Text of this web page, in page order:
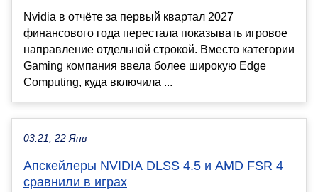
Nvidia в отчёте за первый квартал 2027
финансового года перестала показывать игровое
направление отдельной строкой. Вместо категории
Gaming компания ввела более широкую Edge
Computing, куда включила ...
03:21, 22 Янв
Апскейлеры NVIDIA DLSS 4.5 и AMD FSR 4
сравнили в играх